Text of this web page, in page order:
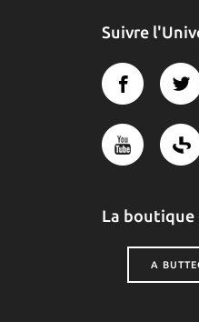
Suivre
La boutique
A